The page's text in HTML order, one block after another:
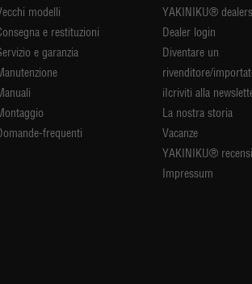
modelli
e restituzioni
e garanzia
frequenti
YAKINIKU® dealers
Dealer login
Diventare un
rivenditore/
iIcriviti alla
La nostra storia
Vacanze
YAKINIKU®
Impressum